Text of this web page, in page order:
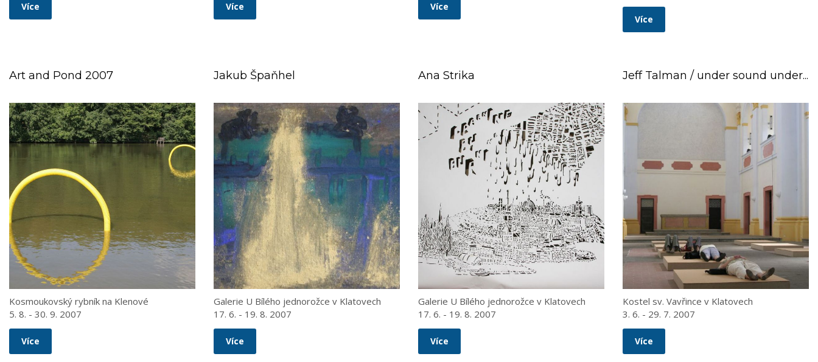
Více Více Více
Více
Art and Pond 2007
Kosmoukovský rybník na Klenové
5. 8. - 30. 9. 2007
Více
Jakub Špaňhel
Galerie U Bílého jednorožce v Klatovech
17. 6. - 19. 8. 2007
Více
Ana Strika
Galerie U Bílého jednorožce v Klatovech
17. 6. - 19. 8. 2007
Více
Jeff Talman / under sound under...
Kostel sv. Vavřince v Klatovech
3. 6. - 29. 7. 2007
Více